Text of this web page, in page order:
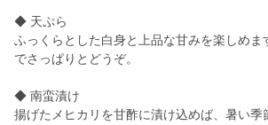
◆ 天ぷら
ふっくらとした白身と上品な甘みを楽しめま
でさっぱりとどうぞ。
◆ 南蛮漬け
揚げたメヒカリを甘酢に漬け込めば、暑い季